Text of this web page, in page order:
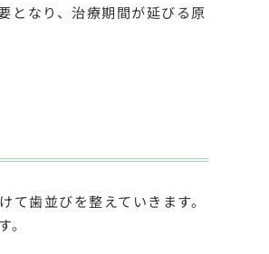
となり、治療期間が延びる原
歯並びを整えていきます。